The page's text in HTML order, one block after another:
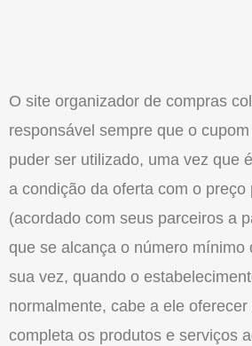
O site organizador de compras
responsável sempre que o
puder ser utilizado, uma vez que
a condição da oferta com o preço
(acordado com seus parceiros a
que se alcança o número mínimo
sua vez, quando o
normalmente, cabe a ele
completa os produtos e serviços